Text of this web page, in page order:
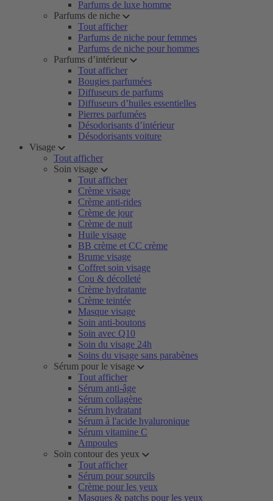
Parfums de luxe homme
Parfums de niche
Tout afficher
Parfums de niche pour femmes
Parfums de niche pour hommes
Parfums d’intérieur
Tout afficher
Bougies parfumées
Diffuseurs de parfums
Diffuseurs d’huiles essentielles
Pierres parfumées
Désodorisants d’intérieur
Désodorisants voiture
Visage
Tout afficher
Soin visage
Tout afficher
Crème visage
Crème anti-rides
Crème de jour
Crème de nuit
Huile visage
BB crème et CC crème
Brume visage
Coffret soin visage
Cou & décolleté
Crème hydratante
Crème teintée
Masque visage
Soin anti-boutons
Soin avec Q10
Soin du visage 24h
Soins du visage sans parabènes
Sérum pour le visage
Tout afficher
Sérum anti-âge
Sérum collagène
Sérum hydratant
Sérum à l'acide hyaluronique
Sérum vitamine C
Ampoules
Soin contour des yeux
Tout afficher
Sérum pour sourcils
Crème pour les yeux
Masques & patchs pour les yeux